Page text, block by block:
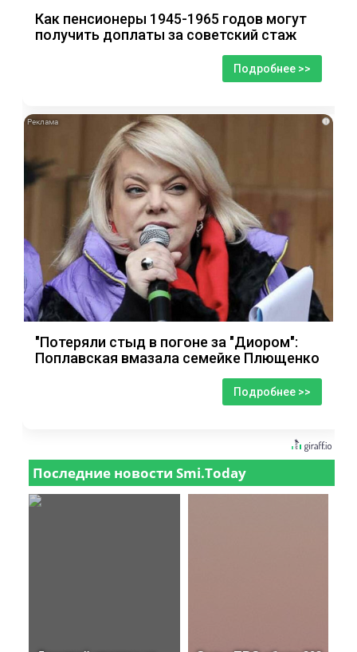
Как пенсионеры 1945-1965 годов могут
получить доплаты за советский стаж
Подробнее >>
i
"Потеряли стыд в погоне за "Диором":
Поплавская вмазала семейке Плющенко
Подробнее >>